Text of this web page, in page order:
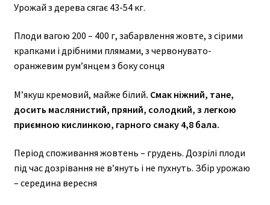
Урожай з дерева сягає 43-54 кг.
Плоди вагою 200 – 400 г, забарвлення жовте, з сірими
крапками і дрібними плямами, з червонувато-
оранжевим рум’янцем з боку сонця
М’якуш кремовий, майже білий. Смак ніжний, тане,
досить маслянистий, пряний, солодкий, з легкою
приємною кислинкою, гарного смаку 4,8 бала.
Період споживання жовтень – грудень. Дозрілі плоди
під час дозрівання не в’януть і не пухнуть. Збір урожаю
– середина вересня